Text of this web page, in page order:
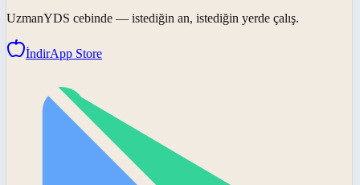
UzmanYDS cebinde — istediğin an, istediğin yerde çalış.
İndirApp Store